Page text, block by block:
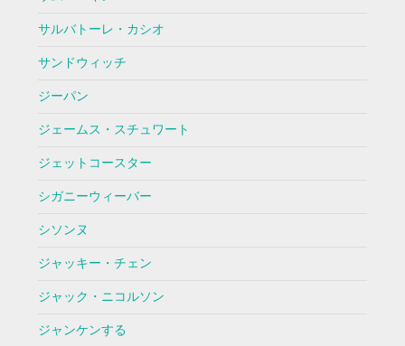
サルバトーレ・カシオ
サンドウィッチ
ジーパン
ジェームス・スチュワート
ジェットコースター
シガニーウィーバー
シソンヌ
ジャッキー・チェン
ジャック・ニコルソン
ジャンケンする